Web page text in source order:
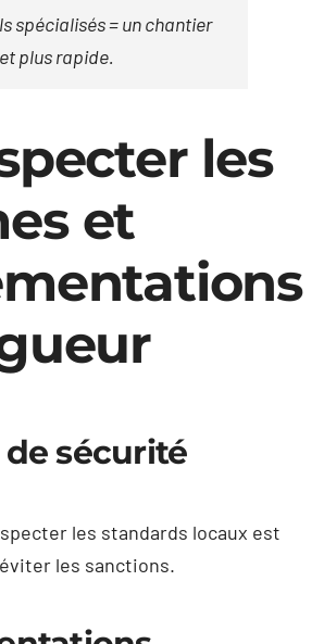
spécialisés = un chantier
plus rapide.
les
et
sécurité
les standards locaux est
les sanctions.